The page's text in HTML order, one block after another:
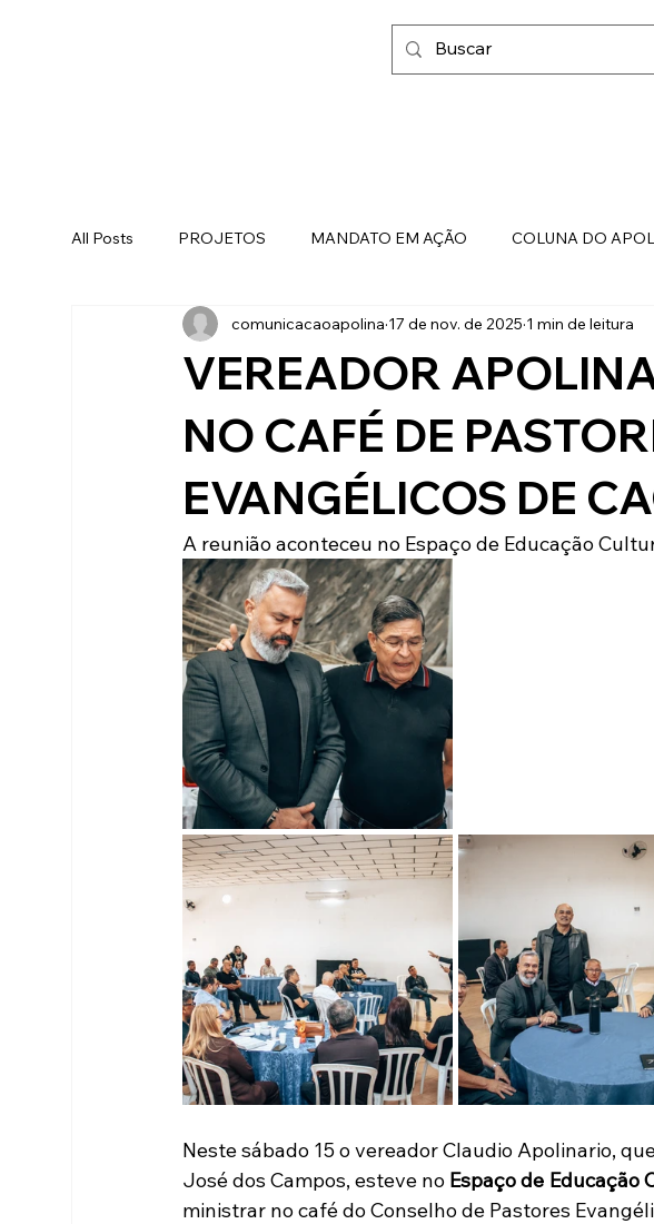
All Posts PROJETOS MANDATO EM AÇÃO COLUNA DO
FAMÍLIA, FÉ E LIBERDADE
VEREADOR
NO CAFÉ DE
EVANGÉLICOS DE
comunicacaoapolina 17 de nov. de 2025 1 min de leitura
A reunião aconteceu no Espaço de Educação
Neste sábado 15 o vereador Claudio Apolinario,
José dos Campos, esteve no Espaço de Educação
ministrar no café do Conselho de Pastores